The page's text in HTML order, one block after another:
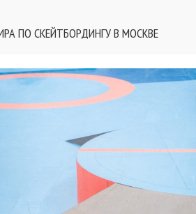
ПО СКЕЙТБОРДИНГУ В МОСКВЕ